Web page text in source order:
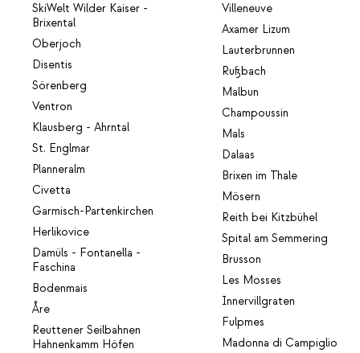
SkiWelt Wilder Kaiser -
Brixental
Oberjoch
Disentis
Sörenberg
Ventron
Klausberg - Ahrntal
St. Englmar
Planneralm
Civetta
Garmisch-Partenkirchen
Herlikovice
Damüls - Fontanella -
Faschina
Bodenmais
Åre
Reuttener Seilbahnen
Hahnenkamm Höfen
Villeneuve
Axamer Lizum
Lauterbrunnen
Rußbach
Malbun
Champoussin
Mals
Dalaas
Brixen im Thale
Mösern
Reith bei Kitzbühel
Spital am Semmering
Brusson
Les Mosses
Innervillgraten
Fulpmes
Madonna di Campiglio